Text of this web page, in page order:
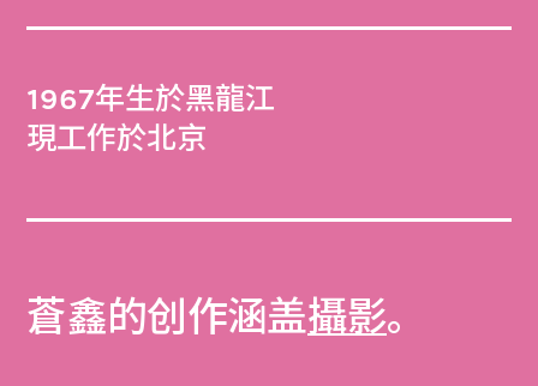
1967年生於黑龍江
現工作於北京
蒼鑫的创作涵盖攝影。